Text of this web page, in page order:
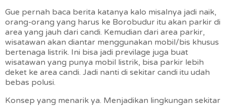
Gue pernah baca berita katanya kalo misalnya jadi naik,
orang-orang yang harus ke Borobudur itu akan parkir di
area yang jauh dari candi. Kemudian dari area parkir,
wisatawan akan diantar menggunakan mobil/bis khusus
bertenaga listrik. Ini bisa jadi previlage juga buat
wisatawan yang punya mobil listrik, bisa parkir lebih
deket ke area candi. Jadi nanti di sekitar candi itu udah
bebas polusi.
Konsep yang menarik ya. Menjadikan lingkungan sekitar